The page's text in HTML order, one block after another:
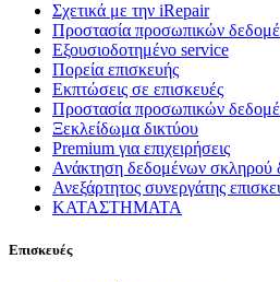
Σχετικά με την iRepair
Προστασία προσωπικών
Εξουσιοδοτημένο service
Πορεία επισκευής
Εκπτώσεις σε επισκευές
Προστασία προσωπικών
Ξεκλείδωμα δικτύου
Premium για επιχειρήσεις
Ανάκτηση δεδομένων σκληρού
Ανεξάρτητος συνεργάτης
ΚΑΤΑΣΤΗΜΑΤΑ
Επισκευές